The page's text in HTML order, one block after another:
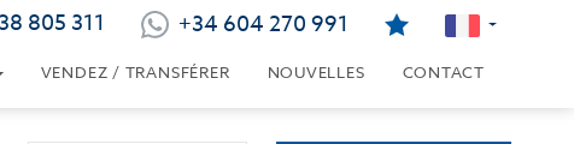
805 311 +34 604 270 991
VENDEZ / TRANSFÉRER NOUVELLES CONTACT